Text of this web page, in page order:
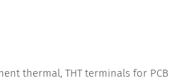
thermal, THT terminals for PCB